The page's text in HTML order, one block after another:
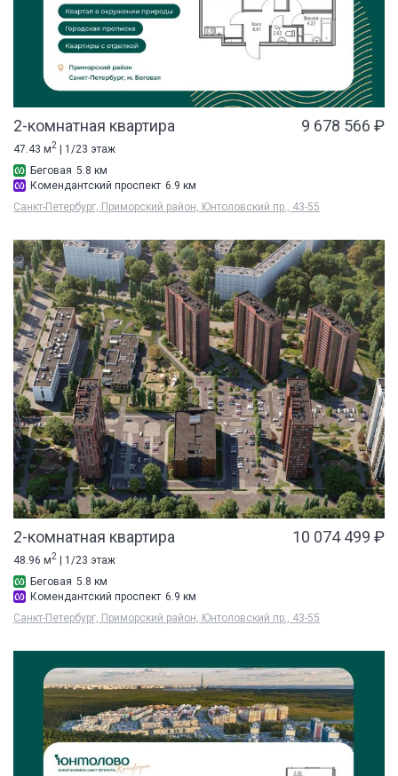
2-комнатная квартира 9 678 566 ₽
47.43 м2
| 1/23 этаж
Беговая 5.8 км
Комендантский проспект 6.9 км
Санкт-Петербург, Приморский район, Юнтоловский пр., 43-55
2-комнатная квартира 10 074 499 ₽
48.96 м2 | 1/23 этаж
Беговая 5.8 км
Комендантский проспект 6.9 км
Санкт-Петербург, Приморский район, Юнтоловский пр., 43-55